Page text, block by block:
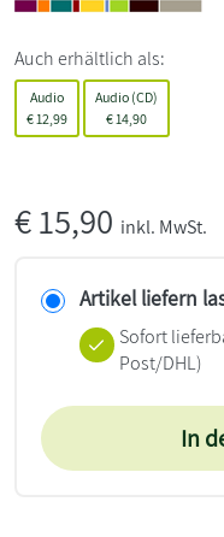
Auch erhältlich als:
Audio
€12,99
Audio (CD)
€14,90
€15,90 inkl. MwSt.
Artikel liefern
Sofort
Post/DHL)
In